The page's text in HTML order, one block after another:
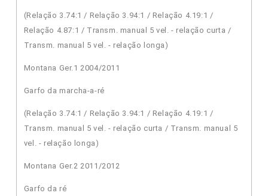
(Relação 3.74:1 / Relação 3.94:1 / Relação 4.19:1 /
Relação 4.87:1 / Transm. manual 5 vel. - relação curta /
Transm. manual 5 vel. - relação longa)
Montana Ger.1 2004/2011
Garfo da marcha-a-ré
(Relação 3.74:1 / Relação 3.94:1 / Relação 4.19:1 /
Transm. manual 5 vel. - relação curta / Transm. manual 5
vel. - relação longa)
Montana Ger.2 2011/2012
Garfo da ré